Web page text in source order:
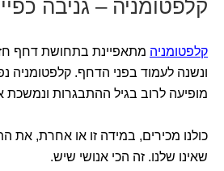
קלפטומניה – גניבה
קלפטומניה מתאפיינת בתחושת דחף
ונשנה לעמוד בפני הדחף. קלפטומניה
מופיעה לרוב בגיל ההתבגרות ונמשכת
כולנו מכירים, במידה זו או אחרת, את
שאינו שלנו. זה הכי אנושי שיש.